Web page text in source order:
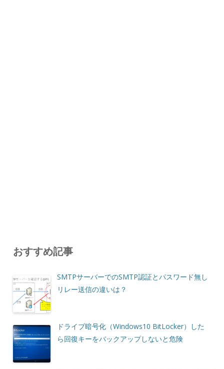
おすすめ記事
SMTPサーバーでのSMTP認証とパスワード無し
リレー送信の違いは？
ドライブ暗号化（Windows10 BitLocker）した
ら回復キーをバックアップしないと危険